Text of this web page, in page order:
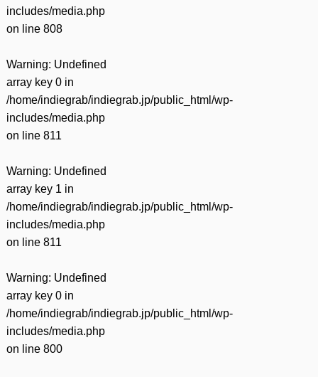
includes/media.php
on line 808
Warning: Undefined
array key 0 in
/home/indiegrab/indiegrab.jp/public_html/wp-
includes/media.php
on line 811
Warning: Undefined
array key 1 in
/home/indiegrab/indiegrab.jp/public_html/wp-
includes/media.php
on line 811
Warning: Undefined
array key 0 in
/home/indiegrab/indiegrab.jp/public_html/wp-
includes/media.php
on line 800